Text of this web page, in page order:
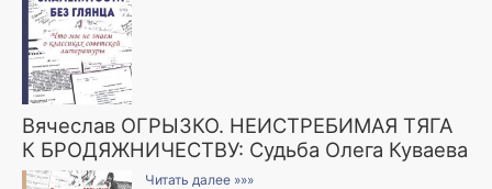
Вячеслав ОГРЫЗКО. НЕИСТРЕБИМАЯ ТЯГА
К БРОДЯЖНИЧЕСТВУ: Судьба Олега Куваева
Читать далее »»»